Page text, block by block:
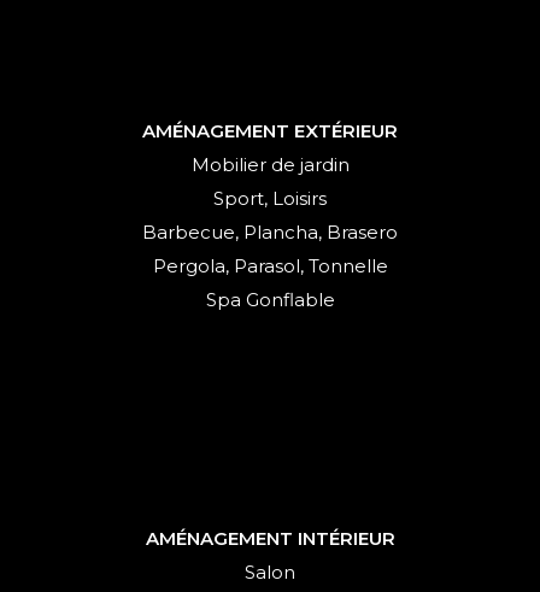
AMÉNAGEMENT EXTÉRIEUR
Mobilier de jardin
Sport, Loisirs
Barbecue, Plancha, Brasero
Pergola, Parasol, Tonnelle
Spa Gonflable
AMÉNAGEMENT INTÉRIEUR
Salon